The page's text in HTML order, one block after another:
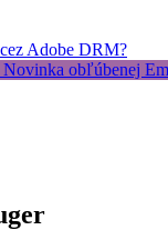
Adobe DRM?